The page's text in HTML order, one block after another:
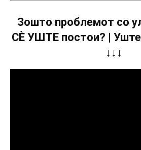
Зошто проблемот со
СÈ УШТЕ постои? |
↓↓↓